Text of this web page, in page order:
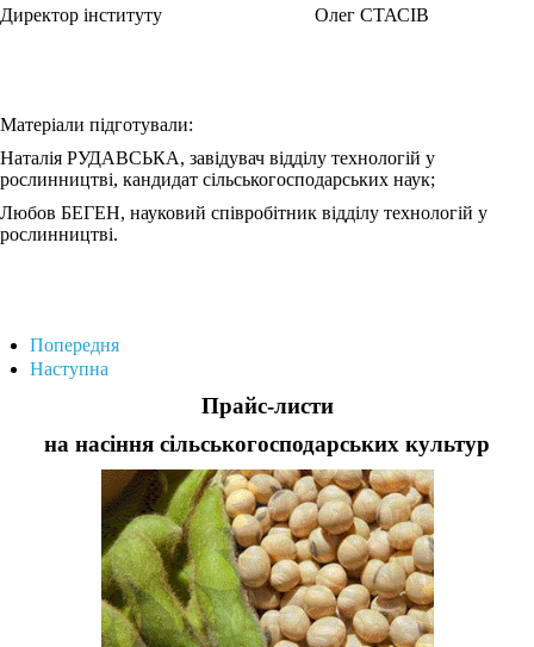
Директор інституту Олег СТАСІВ
Матеріали підготували:
Наталія РУДАВСЬКА, завідувач відділу технологій у
рослинництві, кандидат сільськогосподарських наук;
Любов БЕГЕН, науковий співробітник відділу технологій у
рослинництві.
Попередня
Наступна
Прайс-листи
на насіння сільськогосподарських культур